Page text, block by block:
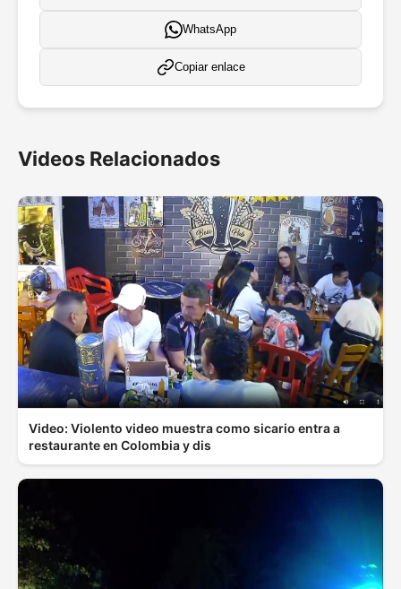
WhatsApp
Copiar enlace
Videos Relacionados
Video: Violento video muestra como sicario entra a
restaurante en Colombia y dis